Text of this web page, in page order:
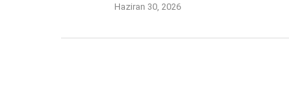
Haziran 30, 2026